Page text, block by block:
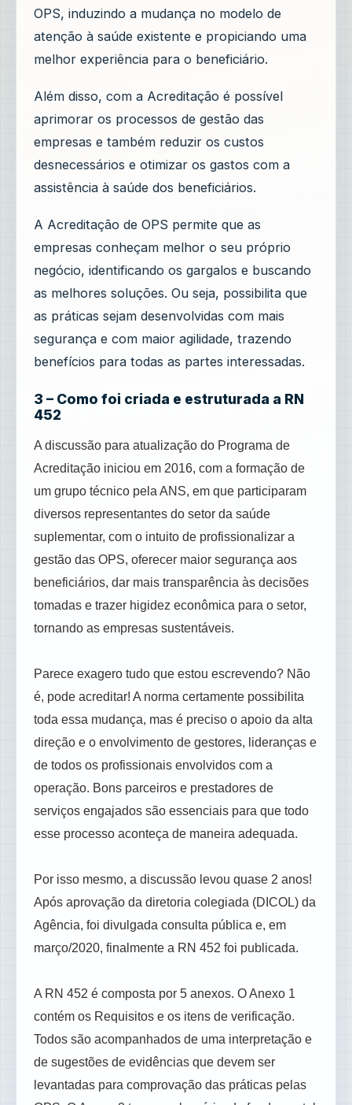
OPS, induzindo a mudança no modelo de
atenção à saúde existente e propiciando uma
melhor experiência para o beneficiário.
Além disso, com a Acreditação é possível
aprimorar os processos de gestão das
empresas e também reduzir os custos
desnecessários e otimizar os gastos com a
assistência à saúde dos beneficiários.
A Acreditação de OPS permite que as
empresas conheçam melhor o seu próprio
negócio, identificando os gargalos e buscando
as melhores soluções. Ou seja, possibilita que
as práticas sejam desenvolvidas com mais
segurança e com maior agilidade, trazendo
benefícios para todas as partes interessadas.
3 – Como foi criada e estruturada a RN
452
A discussão para atualização do Programa de
Acreditação iniciou em 2016, com a formação de
um grupo técnico pela ANS, em que participaram
diversos representantes do setor da saúde
suplementar, com o intuito de profissionalizar a
gestão das OPS, oferecer maior segurança aos
beneficiários, dar mais transparência às decisões
tomadas e trazer higidez econômica para o setor,
tornando as empresas sustentáveis.
Parece exagero tudo que estou escrevendo? Não
é, pode acreditar! A norma certamente possibilita
toda essa mudança, mas é preciso o apoio da alta
direção e o envolvimento de gestores, lideranças e
de todos os profissionais envolvidos com a
operação. Bons parceiros e prestadores de
serviços engajados são essenciais para que todo
esse processo aconteça de maneira adequada.
Por isso mesmo, a discussão levou quase 2 anos!
Após aprovação da diretoria colegiada (DICOL) da
Agência, foi divulgada consulta pública e, em
março/2020, finalmente a RN 452 foi publicada.
A RN 452 é composta por 5 anexos. O Anexo 1
contém os Requisitos e os itens de verificação.
Todos são acompanhados de uma interpretação e
de sugestões de evidências que devem ser
levantadas para comprovação das práticas pelas